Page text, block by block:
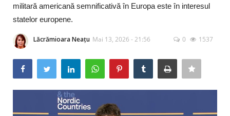
Politică
Socio-Economic
Monden
Sănătate
militară americană semnificativă în Europa este în interesul
statelor europene.
Lăcrămioara Neațu Mai 13, 2026 - 21:56 0 1537